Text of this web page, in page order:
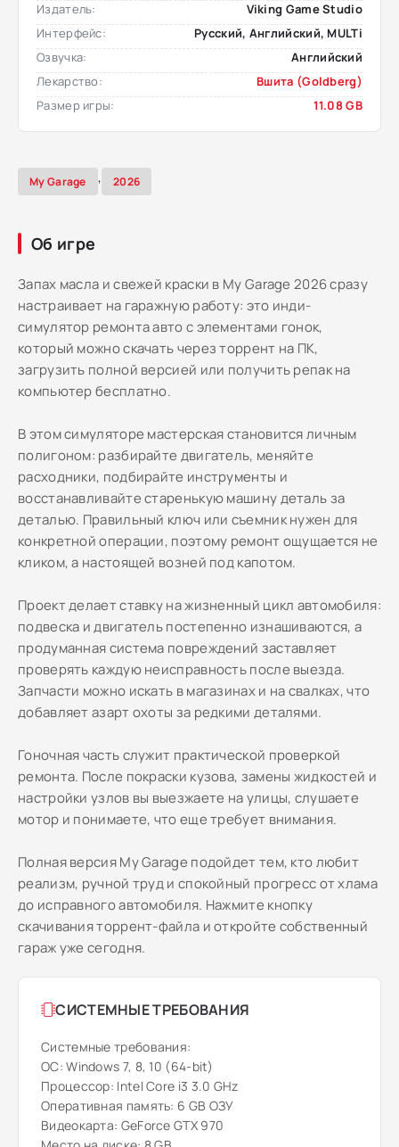
Издатель:
Viking Game Studio
Интерфейс:
Русский, Английский, MULTi
Озвучка:
Английский
Лекарство:
Вшита (Goldberg)
Размер игры:
11.08 GB
My Garage , 2026
Об игре
Запах масла и свежей краски в My Garage 2026 сразу
настраивает на гаражную работу: это инди-
симулятор ремонта авто с элементами гонок,
который можно скачать через торрент на ПК,
загрузить полной версией или получить репак на
компьютер бесплатно.
В этом симуляторе мастерская становится личным
полигоном: разбирайте двигатель, меняйте
расходники, подбирайте инструменты и
восстанавливайте старенькую машину деталь за
деталью. Правильный ключ или съемник нужен для
конкретной операции, поэтому ремонт ощущается не
кликом, а настоящей возней под капотом.
Проект делает ставку на жизненный цикл автомобиля:
подвеска и двигатель постепенно изнашиваются, а
продуманная система повреждений заставляет
проверять каждую неисправность после выезда.
Запчасти можно искать в магазинах и на свалках, что
добавляет азарт охоты за редкими деталями.
Гоночная часть служит практической проверкой
ремонта. После покраски кузова, замены жидкостей и
настройки узлов вы выезжаете на улицы, слушаете
мотор и понимаете, что еще требует внимания.
Полная версия My Garage подойдет тем, кто любит
реализм, ручной труд и спокойный прогресс от хлама
до исправного автомобиля. Нажмите кнопку
скачивания торрент-файла и откройте собственный
гараж уже сегодня.
СИСТЕМНЫЕ ТРЕБОВАНИЯ
Системные требования:
ОС: Windows 7, 8, 10 (64-bit)
Процессор: Intel Core i3 3.0 GHz
Оперативная память: 6 GB ОЗУ
Видеокарта: GeForce GTX 970